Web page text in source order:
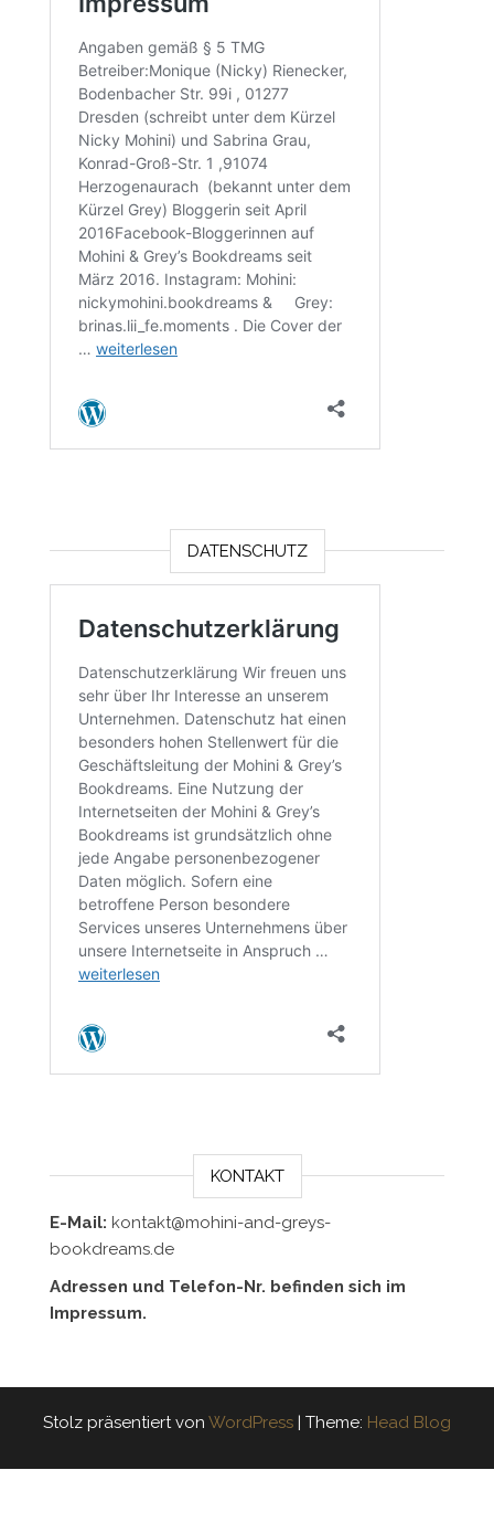
DATENSCHUTZ
KONTAKT
E-Mail: kontakt@mohini-and-greys-
bookdreams.de
Adressen und Telefon-Nr. befinden sich im
Impressum.
Stolz präsentiert von WordPress | Theme: Head Blog